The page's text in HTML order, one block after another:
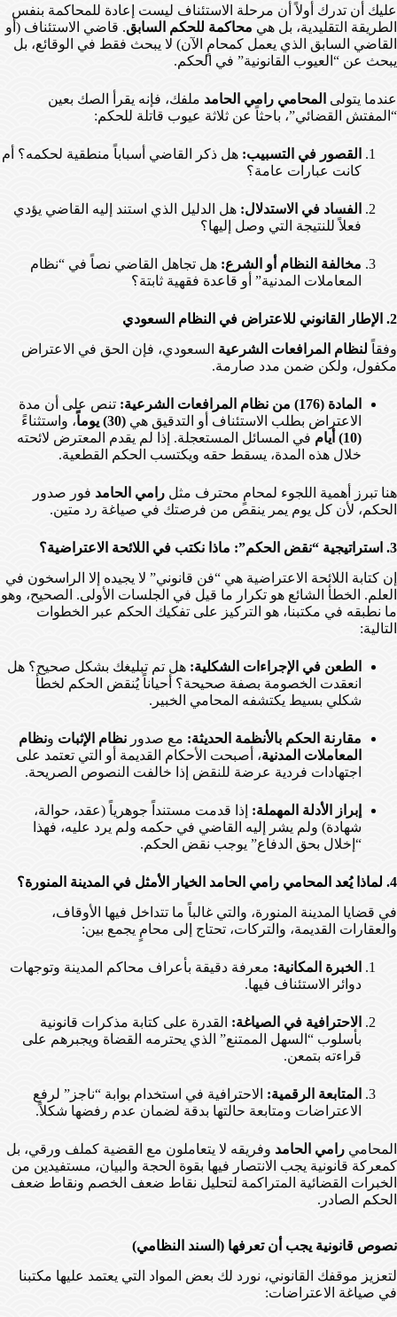
عليك أن تدرك أولاً أن مرحلة الاستئناف ليست إعادة للمحاكمة بنفس
الطريقة التقليدية، بل هي محاكمة للحكم السابق. قاضي الاستئناف (أو
القاضي السابق الذي يعمل كمحامٍ الآن) لا يبحث فقط في الوقائع، بل
يبحث عن “العيوب القانونية” في الحكم.
عندما يتولى المحامي رامي الحامد ملفك، فإنه يقرأ الصك بعين
“المفتش القضائي”، باحثاً عن ثلاثة عيوب قاتلة للحكم:
القصور في التسبيب: هل ذكر القاضي أسباباً منطقية لحكمه؟ أم
كانت عبارات عامة؟
الفساد في الاستدلال: هل الدليل الذي استند إليه القاضي يؤدي
فعلاً للنتيجة التي وصل إليها؟
مخالفة النظام أو الشرع: هل تجاهل القاضي نصاً في “نظام
المعاملات المدنية” أو قاعدة فقهية ثابتة؟
2. الإطار القانوني للاعتراض في النظام السعودي
وفقاً لنظام المرافعات الشرعية السعودي، فإن الحق في الاعتراض
مكفول، ولكن ضمن مدد صارمة.
المادة (176) من نظام المرافعات الشرعية:
تنص على أن مدة
الاعتراض بطلب الاستئناف أو التدقيق هي (30) يوماً
، واستثناءً
(10) أيام
في المسائل المستعجلة. إذا لم يقدم المعترض لائحته
خلال هذه المدة، يسقط حقه ويكتسب الحكم القطعية.
هنا تبرز أهمية اللجوء لمحامٍ محترف مثل رامي الحامد فور صدور
الحكم، لأن كل يوم يمر ينقص من فرصتك في صياغة رد متين.
3. استراتيجية “نقض الحكم”: ماذا نكتب في اللائحة الاعتراضية؟
إن كتابة اللائحة الاعتراضية هي “فن قانوني” لا يجيده إلا الراسخون في
العلم. الخطأ الشائع هو تكرار ما قيل في الجلسات الأولى. الصحيح، وهو
ما نطبقه في مكتبنا، هو التركيز على تفكيك الحكم عبر الخطوات
التالية:
الطعن في الإجراءات الشكلية: هل تم تبليغك بشكل صحيح؟ هل
انعقدت الخصومة بصفة صحيحة؟ أحياناً يُنقض الحكم لخطأ
شكلي بسيط يكتشفه المحامي الخبير.
مقارنة الحكم بالأنظمة الحديثة: مع صدور نظام الإثبات ونظام
المعاملات المدنية، أصبحت الأحكام القديمة أو التي تعتمد على
اجتهادات فردية عرضة للنقض إذا خالفت النصوص الصريحة.
إبراز الأدلة المهملة: إذا قدمت مستنداً جوهرياً (عقد، حوالة،
شهادة) ولم يشر إليه القاضي في حكمه ولم يرد عليه، فهذا
“إخلال بحق الدفاع” يوجب نقض الحكم.
4. لماذا يُعد المحامي رامي الحامد الخيار الأمثل في المدينة المنورة؟
في قضايا المدينة المنورة، والتي غالباً ما تتداخل فيها الأوقاف،
والعقارات القديمة، والتركات، تحتاج إلى محامٍ يجمع بين:
الخبرة المكانية: معرفة دقيقة بأعراف محاكم المدينة وتوجهات
دوائر الاستئناف فيها.
الاحترافية في الصياغة: القدرة على كتابة مذكرات قانونية
بأسلوب “السهل الممتنع” الذي يحترمه القضاة ويجبرهم على
قراءته بتمعن.
المتابعة الرقمية: الاحترافية في استخدام بوابة “ناجز” لرفع
الاعتراضات ومتابعة حالتها بدقة لضمان عدم رفضها شكلاً.
المحامي رامي الحامد وفريقه لا يتعاملون مع القضية كملف ورقي، بل
كمعركة قانونية يجب الانتصار فيها بقوة الحجة والبيان، مستفيدين من
الخبرات القضائية المتراكمة لتحليل نقاط ضعف الخصم ونقاط ضعف
الحكم الصادر.
نصوص قانونية يجب أن تعرفها (السند النظامي)
لتعزيز موقفك القانوني، نورد لك بعض المواد التي يعتمد عليها مكتبنا
في صياغة الاعتراضات: